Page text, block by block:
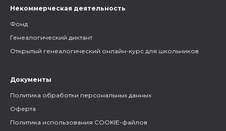
Некоммерческая деятельность
Фонд
Генеалогический диктант
Открытый генеалогический онлайн-курс для школьников
Документы
Политика обработки персональных данных
Оферта
Политика использования COOKIE-файлов